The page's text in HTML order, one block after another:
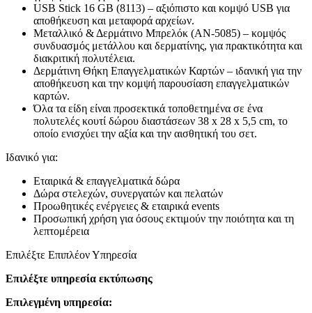
USB Stick 16 GB (8113) – αξιόπιστο και κομψό USB για
αποθήκευση και μεταφορά αρχείων.
Μεταλλικό & Δερμάτινο Μπρελόκ (AN-5085) – κομψός
συνδυασμός μετάλλου και δερματίνης, για πρακτικότητα και
διακριτική πολυτέλεια.
Δερμάτινη Θήκη Επαγγελματικών Καρτών – ιδανική για την
αποθήκευση και την κομψή παρουσίαση επαγγελματικών
καρτών.
Όλα τα είδη είναι προσεκτικά τοποθετημένα σε ένα
πολυτελές κουτί δώρου διαστάσεων 38 x 28 x 5,5 cm, το
οποίο ενισχύει την αξία και την αισθητική του σετ.
Ιδανικό για:
Εταιρικά & επαγγελματικά δώρα
Δώρα στελεχών, συνεργατών και πελατών
Προωθητικές ενέργειες & εταιρικά events
Προσωπική χρήση για όσους εκτιμούν την ποιότητα και τη
λεπτομέρεια
Επιλέξτε Επιπλέον Υπηρεσία
Επιλέξτε υπηρεσία εκτύπωσης
Επιλεγμένη υπηρεσία: